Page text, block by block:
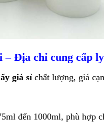
Địa chỉ cung cấp
giá sỉ chất lượng, giá
đến 1000ml, phù hợp